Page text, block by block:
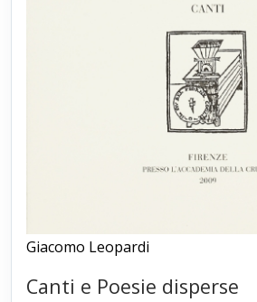
Giacomo Leopardi
Canti e Poesie disperse